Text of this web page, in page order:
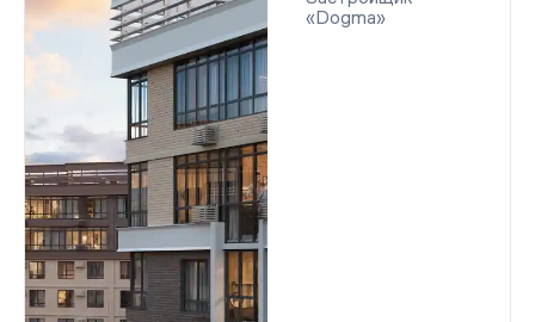
«Dogma»